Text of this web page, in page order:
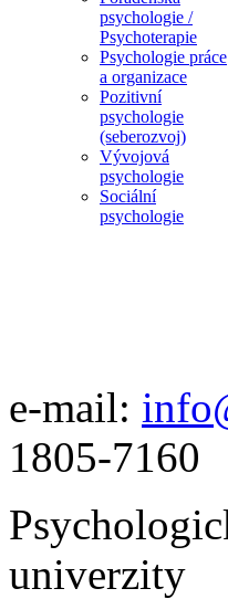
psychologie /
Psychoterapie
Psychologie práce
a organizace
Pozitivní
psychologie
(seberozvoj)
Vývojová
psychologie
Sociální
psychologie
e-mail:
1805-7160
univerzity